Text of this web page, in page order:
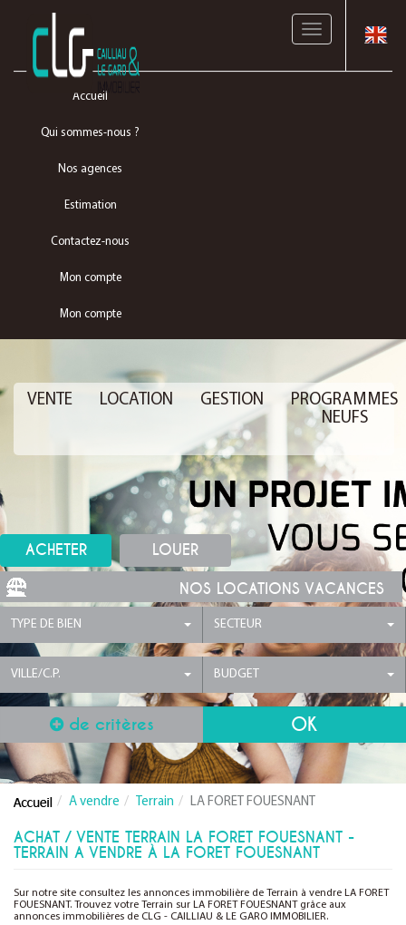
Toggle
Accueil
Qui sommes-nous ?
Nos agences
Estimation
Contactez-nous
Mon compte
Mon compte
VENTE LOCATION GESTION
PROGRAMMES
NEUFS
ACHETER LOUER
NOS LOCATIONS VACANCES
TYPE DE BIEN SECTEUR
VILLE/C.P. BUDGET
de critères
A vendre Terrain LA FORET FOUESNANT
ACHAT / VENTE TERRAIN LA FORET FOUESNANT -
TERRAIN A VENDRE À LA FORET FOUESNANT
Sur notre site consultez les annonces immobilière de Terrain à vendre LA FORET
FOUESNANT. Trouvez votre Terrain sur LA FORET FOUESNANT grâce aux
annonces immobilières de CLG - CAILLIAU & LE GARO IMMOBILIER.